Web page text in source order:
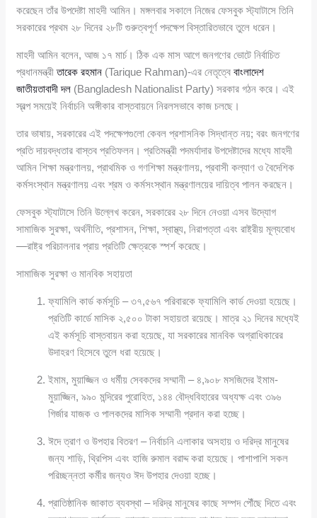
করেছেন তাঁর উপদেষ্টা মাহদী আমিন। মঙ্গলবার সকালে নিজের ফেসবুক স্ট্যাটাসে তিনি
সরকারের প্রথম ২৮ দিনের ২৮টি গুরুত্বপূর্ণ পদক্ষেপ বিস্তারিতভাবে তুলে ধরেন।
মাহদী আমিন বলেন, আজ ১৭ মার্চ। ঠিক এক মাস আগে জনগণের ভোটে নির্বাচিত
প্রধানমন্ত্রীতারেক রহমান (Tarique Rahman)-এর নেতৃত্বেবাংলাদেশ
জাতীয়তাবাদী দল (Bangladesh Nationalist Party) সরকার গঠন করে। এই
স্বল্প সময়েই নির্বাচনি অঙ্গীকার বাস্তবায়নে নিরলসভাবে কাজ চলছে।
তার ভাষায়, সরকারের এই পদক্ষেপগুলো কেবল প্রশাসনিক সিদ্ধান্ত নয়; বরং জনগণের
প্রতি দায়বদ্ধতার বাস্তব প্রতিফলন। প্রতিমন্ত্রী পদমর্যাদার উপদেষ্টাদের মধ্যে মাহদী
আমিন শিক্ষা মন্ত্রণালয়, প্রাথমিক ও গণশিক্ষা মন্ত্রণালয়, প্রবাসী কল্যাণ ও বৈদেশিক
কর্মসংস্থান মন্ত্রণালয় এবং শ্রম ও কর্মসংস্থান মন্ত্রণালয়ের দায়িত্ব পালন করছেন।
ফেসবুক স্ট্যাটাসে তিনি উল্লেখ করেন, সরকারের ২৮ দিনে নেওয়া এসব উদ্যোগ
সামাজিক সুরক্ষা, অর্থনীতি, প্রশাসন, শিক্ষা, স্বাস্থ্য, নিরাপত্তা এবং রাষ্ট্রীয় মূল্যবোধ
—রাষ্ট্র পরিচালনার প্রায় প্রতিটি ক্ষেত্রকে স্পর্শ করেছে।
সামাজিক সুরক্ষা ও মানবিক সহায়তা
ফ্যামিলি কার্ড কর্মসূচি – ৩৭,৫৬৭ পরিবারকে ফ্যামিলি কার্ড দেওয়া হয়েছে।
প্রতিটি কার্ডে মাসিক ২,৫০০ টাকা সহায়তা রয়েছে। মাত্র ২১ দিনের মধ্যেই
এই কর্মসূচি বাস্তবায়ন করা হয়েছে, যা সরকারের মানবিক অগ্রাধিকারের
উদাহরণ হিসেবে তুলে ধরা হয়েছে।
ইমাম, মুয়াজ্জিন ও ধর্মীয় সেবকদের সম্মানী – ৪,৯০৮ মসজিদের ইমাম-
মুয়াজ্জিন, ৯৯০ মন্দিরের পুরোহিত, ১৪৪ বৌদ্ধবিহারের অধ্যক্ষ এবং ৩৯৬
গির্জার যাজক ও পালকদের মাসিক সম্মানী প্রদান করা হচ্ছে।
ঈদে ত্রাণ ও উপহার বিতরণ – নির্বাচনি এলাকার অসহায় ও দরিদ্র মানুষের
জন্য শাড়ি, থ্রিপিস এবং হাজি রুমাল বরাদ্দ করা হয়েছে। পাশাপাশি সকল
পরিচ্ছন্নতা কর্মীর জন্যও ঈদ উপহার দেওয়া হচ্ছে।
প্রাতিষ্ঠানিক জাকাত ব্যবস্থা – দরিদ্র মানুষের কাছে সম্পদ পৌঁছে দিতে এবং